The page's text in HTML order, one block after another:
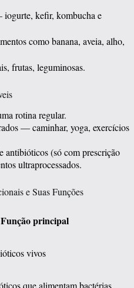
kefir, kombucha e
como banana, aveia, alho,
frutas, leguminosas.
rotina regular.
— caminhar, yoga, exercícios
antibióticos (só com prescrição
ultraprocessados.
e Suas Funções
Função principal
vivos
que alimentam bactérias